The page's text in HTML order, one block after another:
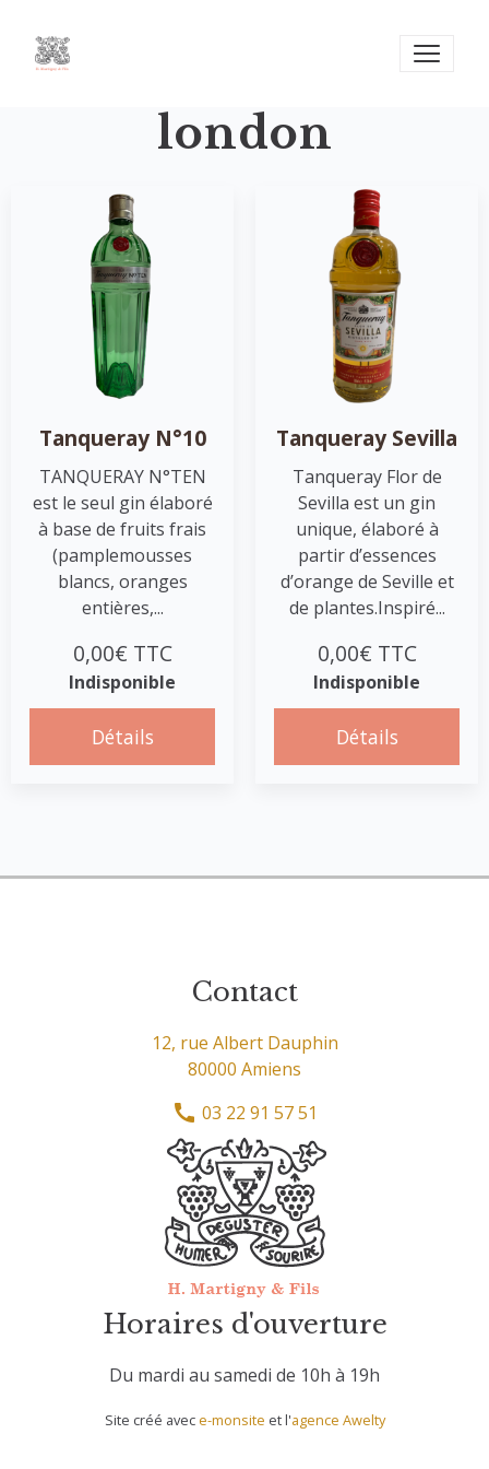
london
Tanqueray N°10
TANQUERAY N°TEN
est le seul gin élaboré
à base de fruits frais
(pamplemousses
blancs, oranges
entières,...
0,00€ TTC
Indisponible
Détails
Tanqueray Sevilla
Tanqueray Flor de
Sevilla est un gin
unique, élaboré à
partir d’essences
d’orange de Seville et
de plantes.Inspiré...
0,00€ TTC
Indisponible
Détails
Contact
12, rue Albert Dauphin
80000 Amiens
03 22 91 57 51
Horaires d'ouverture
Du mardi au samedi de 10h à 19h
Site créé avece-monsite et l'agence Awelty